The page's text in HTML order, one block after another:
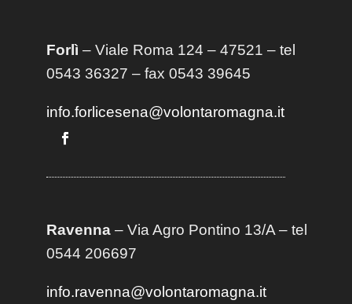
Forlì – Viale Roma 124 – 47521 – tel
0543 36327 – fax 0543 39645
info.forlicesena@volontaromagna.it
Ravenna– Via Agro Pontino 13/A– tel
0544 206697
info.ravenna@volontaromagna.it